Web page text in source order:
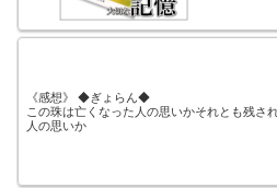
《感想》 ◆ぎょらん◆
この珠は亡くなった人の思いかそれとも残さ
人の思いか